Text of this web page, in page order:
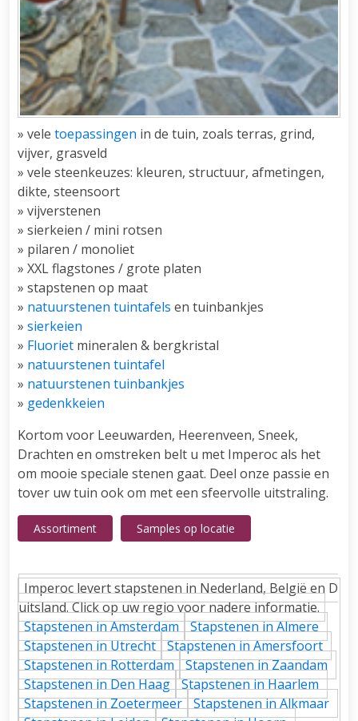
» vele toepassingen in de tuin, zoals terras, grind,
vijver, grasveld
» vele steenkeuzes: kleuren, structuur, afmetingen,
dikte, steensoort
» vijverstenen
» sierkeien / mini rotsen
» pilaren / monoliet
» XXL flagstones / grote platen
» stapstenen op maat
» natuurstenen tuintafels en tuinbankjes
» sierkeien
» Fluoriet mineralen & bergkristal
» natuurstenen tuintafel
» natuurstenen tuinbankjes
» gedenkkeien
Kortom voor Leeuwarden, Heerenveen, Sneek,
Drachten en omstreken belt u met Imperoc als het
om mooie speciale stenen gaat. Deel onze passie en
tover uw tuin ook om met een sfeervolle uitstraling.
Assortiment Samples op locatie
Imperoc levert stapstenen in Nederland, België en D
uitsland. Click op uw regio voor nadere informatie.
Stapstenen in Amsterdam
Stapstenen in Almere
Stapstenen in Utrecht
Stapstenen in Amersfoort
Stapstenen in Rotterdam
Stapstenen in Zaandam
Stapstenen in Den Haag
Stapstenen in Haarlem
Stapstenen in Zoetermeer
Stapstenen in Alkmaar